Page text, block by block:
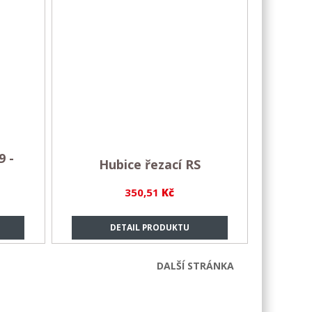
-
350,51 Kč
DETAIL PRODUKTU
Hubice řezací RS
DALŠÍ STRÁNKA